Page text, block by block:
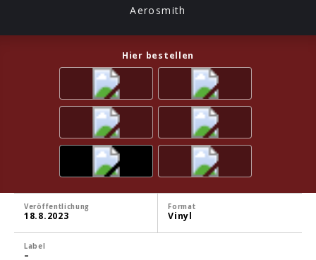
Aerosmith
Hier bestellen
Veröffentlichung
18.8.2023
Format
Vinyl
Label
–